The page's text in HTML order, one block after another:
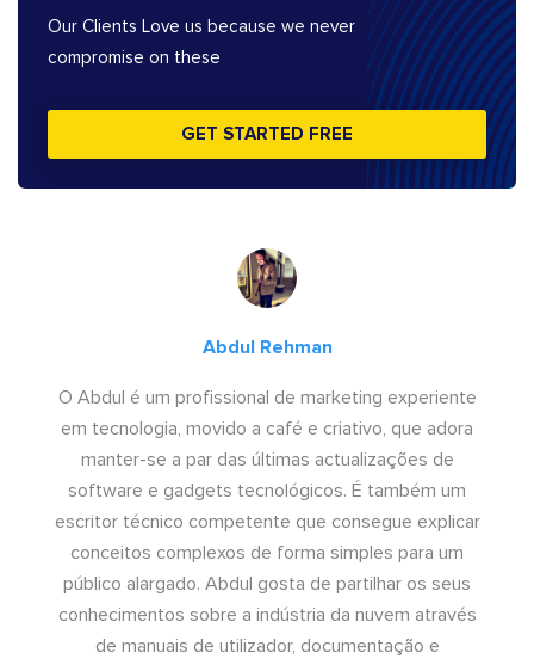
Our Clients Love us because we never
compromise on these
GET STARTED FREE
Abdul Rehman
O Abdul é um profissional de marketing experiente
em tecnologia, movido a café e criativo, que adora
manter-se a par das últimas actualizações de
software e gadgets tecnológicos. É também um
escritor técnico competente que consegue explicar
conceitos complexos de forma simples para um
público alargado. Abdul gosta de partilhar os seus
conhecimentos sobre a indústria da nuvem através
de manuais de utilizador, documentação e